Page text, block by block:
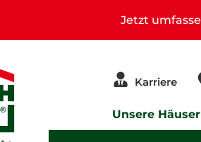
Jetzt
Karriere
Unsere Häuser